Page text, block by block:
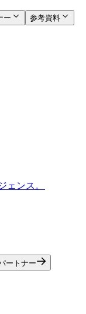
ー​​
参考資料​​
ェンス。​​
ートナー​​